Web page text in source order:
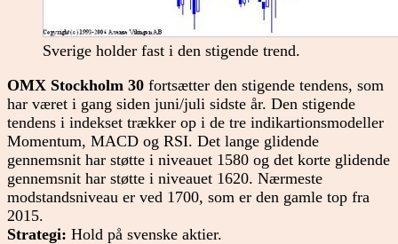
Sverige holder fast i den stigende trend.
OMX Stockholm 30 fortsætter den stigende tendens, som
har været i gang siden juni/juli sidste år. Den stigende
tendens i indekset trækker op i de tre indikartionsmodeller
Momentum, MACD og RSI. Det lange glidende
gennemsnit har støtte i niveauet 1580 og det korte glidende
gennemsnit har støtte i niveauet 1620. Nærmeste
modstandsniveau er ved 1700, som er den gamle top fra
2015.
Strategi: Hold på svenske aktier.